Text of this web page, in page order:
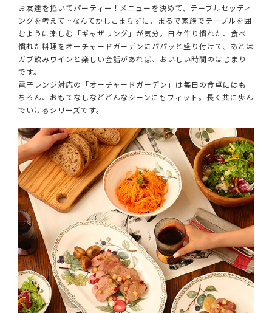
お友達を招いてパーティー！メニューを決めて、テーブルセッティ
ングを考えて…なんてかしこまらずに、まるで家族でテーブルを囲
むように楽しむ「ギャザリング」が気分。日々作り慣れた、食べ
慣れた料理をオーチャードガーデンにパパッと盛り付けて、あとは
ガブ飲みワインと楽しい会話があれば、おいしい時間のはじまり
です。
電子レンジ対応の「オーチャードガーデン」は毎日の食卓にはも
ちろん、おもてなしなどどんなシーンにもフィット。長く共に歩ん
でいけるシリーズです。